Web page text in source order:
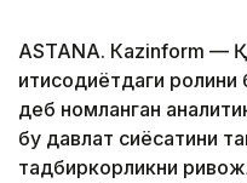
ASTANА. Кazinform —
иқтисодиётдаги
деб номланган
бу давлат сиёсатини
тадбиркорликни